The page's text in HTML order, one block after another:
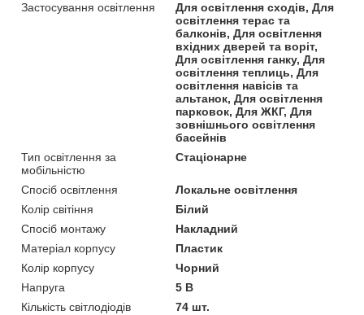
Застосування освітлення
Для освітлення сходів, Для
освітлення терас та
балконів, Для освітлення
вхідних дверей та воріт,
Для освітлення ганку, Для
освітлення теплиць, Для
освітлення навісів та
альтанок, Для освітлення
парковок, Для ЖКГ, Для
зовнішнього освітлення
басейнів
Тип освітлення за
мобільністю
Стаціонарне
Спосіб освітлення
Локальне освітлення
Колір світіння
Білий
Спосіб монтажу
Накладний
Матеріал корпусу
Пластик
Колір корпусу
Чорний
Напруга
5 В
Кількість світлодіодів
74 шт.